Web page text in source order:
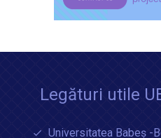
Legături utile
Universitatea Babeș -